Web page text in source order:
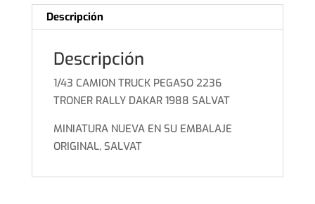
Descripción
Descripción
1/43 CAMION TRUCK PEGASO 2236
TRONER RALLY DAKAR 1988 SALVAT
MINIATURA NUEVA EN SU EMBALAJE
ORIGINAL, SALVAT